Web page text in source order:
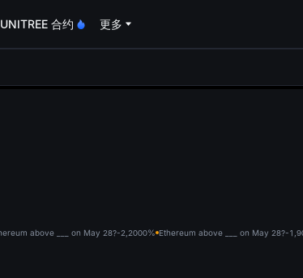
UNITREE 合约 更多
above ___ on May 28?-2,2000% Ethereum above ___ on May 28?-